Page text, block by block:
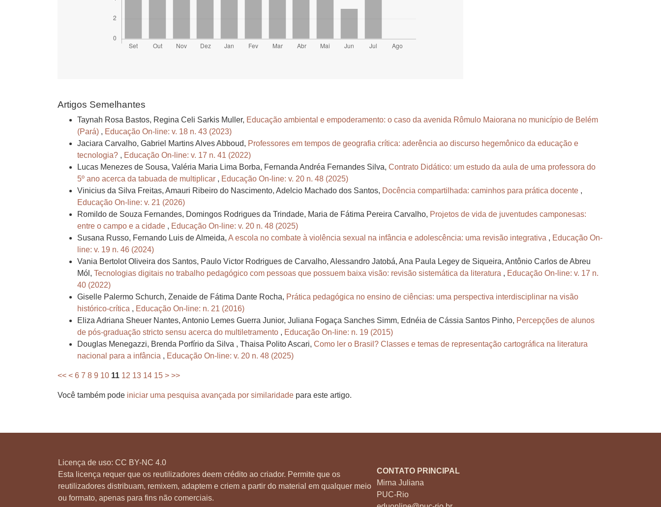
Artigos Semelhantes
Taynah Rosa Bastos, Regina Celi Sarkis Muller, Educação ambiental e empoderamento: o caso da avenida Rômulo Maiorana no município de Belém
(Pará) , Educação On-line: v. 18 n. 43 (2023)
Jaciara Carvalho, Gabriel Martins Alves Abboud, Professores em tempos de geografia crítica: aderência ao discurso hegemônico da educação e
tecnologia? , Educação On-line: v. 17 n. 41 (2022)
Lucas Menezes de Sousa, Valéria Maria Lima Borba, Fernanda Andréa Fernandes Silva, Contrato Didático: um estudo da aula de uma professora do
5º ano acerca da tabuada de multiplicar , Educação On-line: v. 20 n. 48 (2025)
Vinicius da Silva Freitas, Amauri Ribeiro do Nascimento, Adelcio Machado dos Santos, Docência compartilhada: caminhos para prática docente ,
Educação On-line: v. 21 (2026)
Romildo de Souza Fernandes, Domingos Rodrigues da Trindade, Maria de Fátima Pereira Carvalho, Projetos de vida de juventudes camponesas:
entre o campo e a cidade , Educação On-line: v. 20 n. 48 (2025)
Susana Russo, Fernando Luis de Almeida, A escola no combate à violência sexual na infância e adolescência: uma revisão integrativa , Educação On-
line: v. 19 n. 46 (2024)
Vania Bertolot Oliveira dos Santos, Paulo Victor Rodrigues de Carvalho, Alessandro Jatobá, Ana Paula Legey de Siqueira, Antônio Carlos de Abreu
Mól, Tecnologias digitais no trabalho pedagógico com pessoas que possuem baixa visão: revisão sistemática da literatura , Educação On-line: v. 17 n.
40 (2022)
Giselle Palermo Schurch, Zenaide de Fátima Dante Rocha, Prática pedagógica no ensino de ciências: uma perspectiva interdisciplinar na visão
histórico-crítica , Educação On-line: n. 21 (2016)
Eliza Adriana Sheuer Nantes, Antonio Lemes Guerra Junior, Juliana Fogaça Sanches Simm, Ednéia de Cássia Santos Pinho, Percepções de alunos
de pós-graduação stricto sensu acerca do multiletramento , Educação On-line: n. 19 (2015)
Douglas Menegazzi, Brenda Porfírio da Silva , Thaisa Polito Ascari, Como ler o Brasil? Classes e temas de representação cartográfica na literatura
nacional para a infância , Educação On-line: v. 20 n. 48 (2025)
<< < 6 7 8 9 10 11 12 13 14 15 > >>
Você também pode iniciar uma pesquisa avançada por similaridade para este artigo.
Licença de uso: CC BY-NC 4.0
Esta licença requer que os reutilizadores deem crédito ao criador. Permite que os
reutilizadores distribuam, remixem, adaptem e criem a partir do material em qualquer meio
ou formato, apenas para fins não comerciais.
CONTATO PRINCIPAL
Mirna Juliana
PUC-Rio